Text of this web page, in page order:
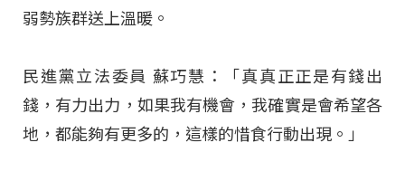
弱勢族群送上溫暖。
民進黨立法委員 蘇巧慧：「真真正正是有錢出
錢，有力出力，如果我有機會，我確實是會希望各
地，都能夠有更多的，這樣的惜食行動出現。」